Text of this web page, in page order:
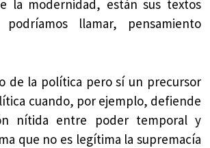
la modernidad, están sus textos
llamar, pensamiento
de la política pero sí un precursor
cuando, por ejemplo, defiende
nítida entre poder temporal y
que no es legítima la supremacía